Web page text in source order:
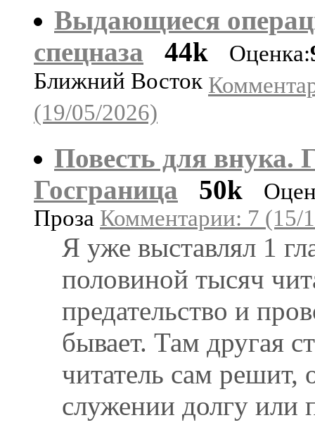
Выдающиеся
спецназа
44k Оценка:
Ближний Восток
(19/05/2026)
Повесть для внука.
Госграница
50k
Проза Комментарии: 7 (15/
Я уже выставлял 1
половиной тысяч
предательство и
бывает. Там другая
читатель сам решит,
служении долгу или